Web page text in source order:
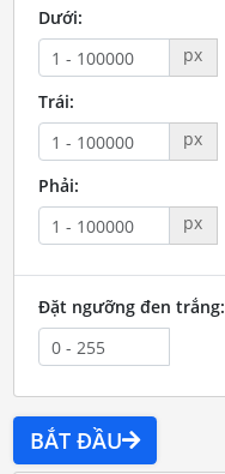
Dưới:
px
Trái:
px
Phải:
px
Đặt ngưỡng đen trắng:
BẮT ĐẦU